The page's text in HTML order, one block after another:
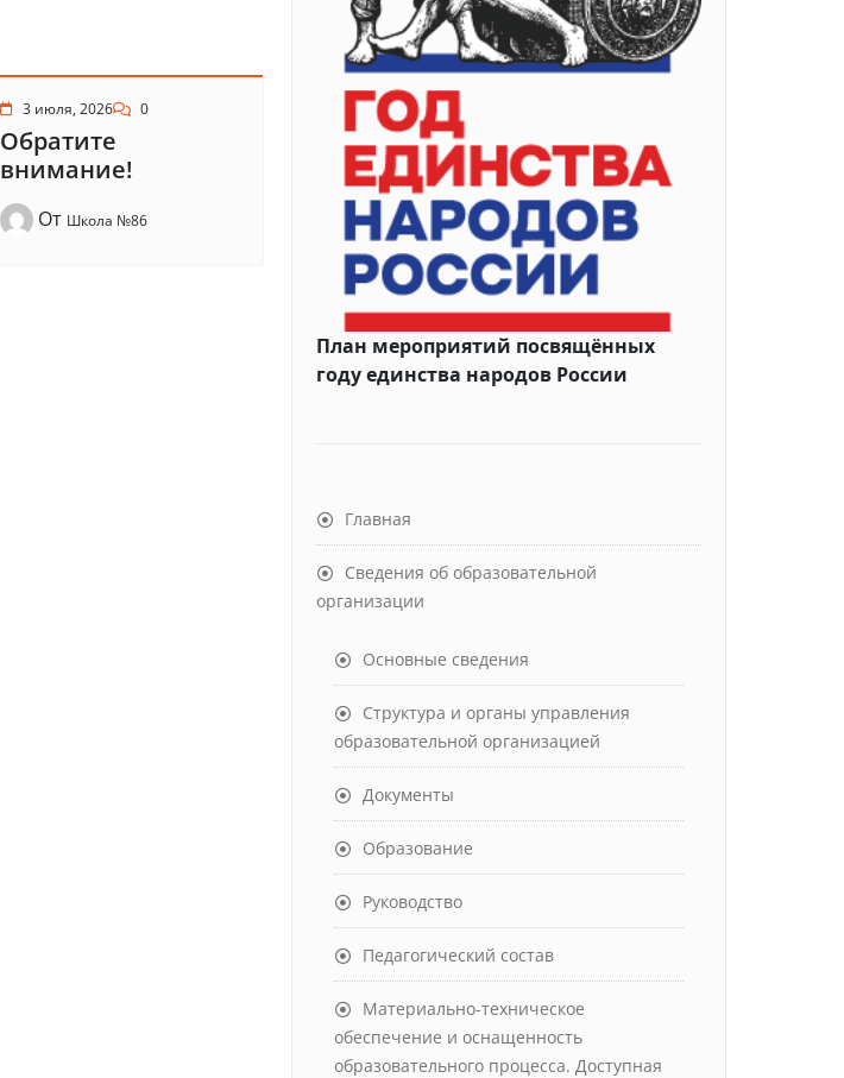
3 июля, 2026 0
Обратите
внимание!
От Школа №86
План мероприятий посвящённых
году единства народов России
Главная
Сведения об образовательной
организации
Основные сведения
Структура и органы управления
образовательной организацией
Документы
Образование
Руководство
Педагогический состав
Материально-техническое
обеспечение и оснащенность
образовательного процесса. Доступная